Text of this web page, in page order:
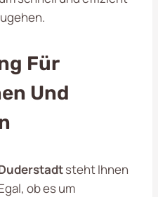
Für
Und
steht Ihnen
ob es um